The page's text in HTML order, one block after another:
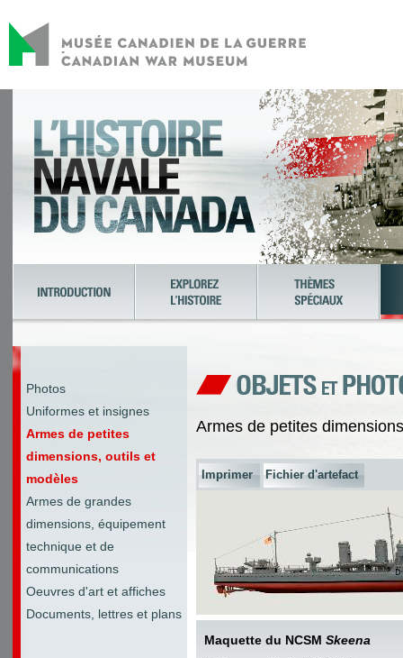
Photos
Uniformes et insignes
Armes de petites
dimensions, outils et
modèles
Armes de grandes
dimensions, équipement
technique et de
communications
Oeuvres d'art et affiches
Documents, lettres et plans
Armes de petites
Imprimer Fichier d'artefact
Maquette du NCSM Skeena